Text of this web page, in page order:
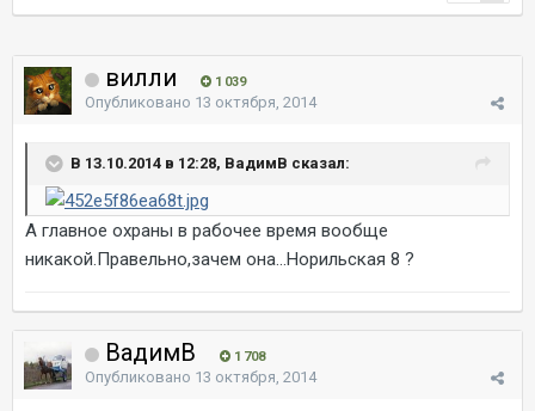
вилли 1 039
Опубликовано 13 октября, 2014
В 13.10.2014 в 12:28, ВадимВ сказал:
А главное охраны в рабочее время вообще
никакой.Правельно,зачем она...Норильская 8 ?
ВадимВ 1 708
Опубликовано 13 октября, 2014